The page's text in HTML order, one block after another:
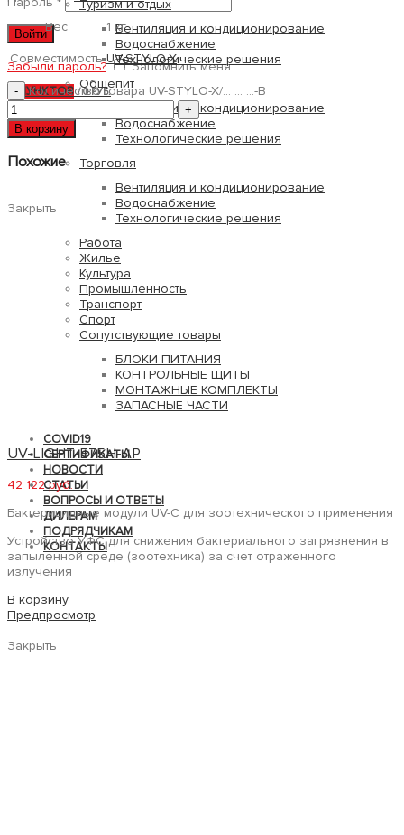
Войти
Забыли пароль? Запомнить меня
0 ПУНКТОВ / 0 РУБ.
Туризм и отдых
Вентиляция и кондиционирование
Водоснабжение
Технологические решения
Общепит
Вентиляция и кондиционирование
Водоснабжение
Технологические решения
Торговля
Вентиляция и кондиционирование
Водоснабжение
Технологические решения
Работа
Жилье
Культура
Промышленность
Транспорт
Спорт
Сопутствующие товары
БЛОКИ ПИТАНИЯ
КОНТРОЛЬНЫЕ ЩИТЫ
МОНТАЖНЫЕ КОМПЛЕКТЫ
ЗАПАСНЫЕ ЧАСТИ
COVID19
СЕРТИФИКАТЫ
НОВОСТИ
СТАТЬИ
ВОПРОСЫ И ОТВЕТЫ
ДИЛЕРАМ
ПОДРЯДЧИКАМ
КОНТАКТЫ
Вес
1 кг
Совместимость UV-STYLO-X
Количество товара UV-STYLO-X/... ... …-B
В корзину
Похожие
Закрыть
UV-LIGHT-E75H-AP
42 122 руб.
Бактерицидные модули UV-C для зоотехнического применения
Устройство УФС для снижения бактериального загрязнения в
запыленной среде (зоотехника) за счет отраженного
излучения
В корзину
Предпросмотр
Закрыть